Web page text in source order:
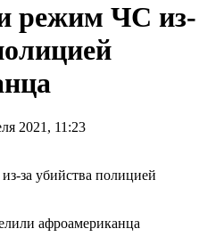
режим ЧС из-
2021, 11:23
афроамериканца